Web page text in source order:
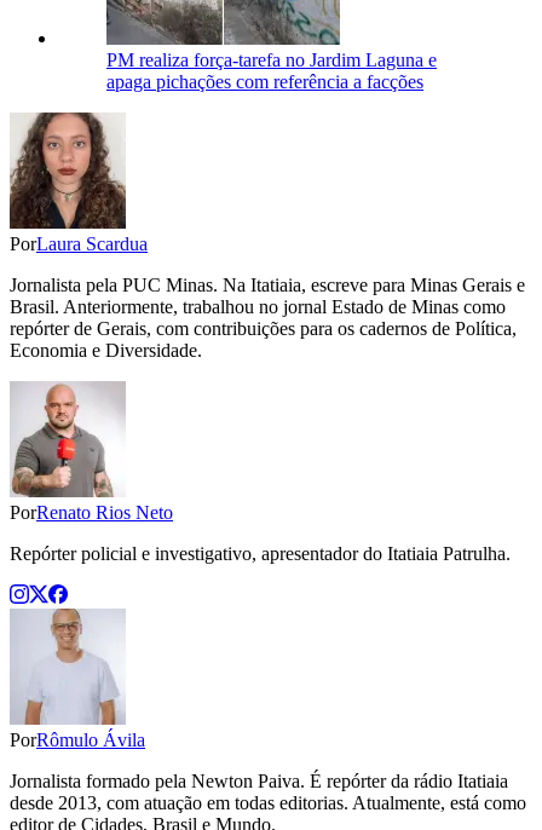
PM realiza força-tarefa no Jardim Laguna e
apaga pichações com referência a facções
PorLaura Scardua
Jornalista pela PUC Minas. Na Itatiaia, escreve para Minas Gerais e
Brasil. Anteriormente, trabalhou no jornal Estado de Minas como
repórter de Gerais, com contribuições para os cadernos de Política,
Economia e Diversidade.
PorRenato Rios Neto
Repórter policial e investigativo, apresentador do Itatiaia Patrulha.
PorRômulo Ávila
Jornalista formado pela Newton Paiva. É repórter da rádio Itatiaia
desde 2013, com atuação em todas editorias. Atualmente, está como
editor de Cidades, Brasil e Mundo.